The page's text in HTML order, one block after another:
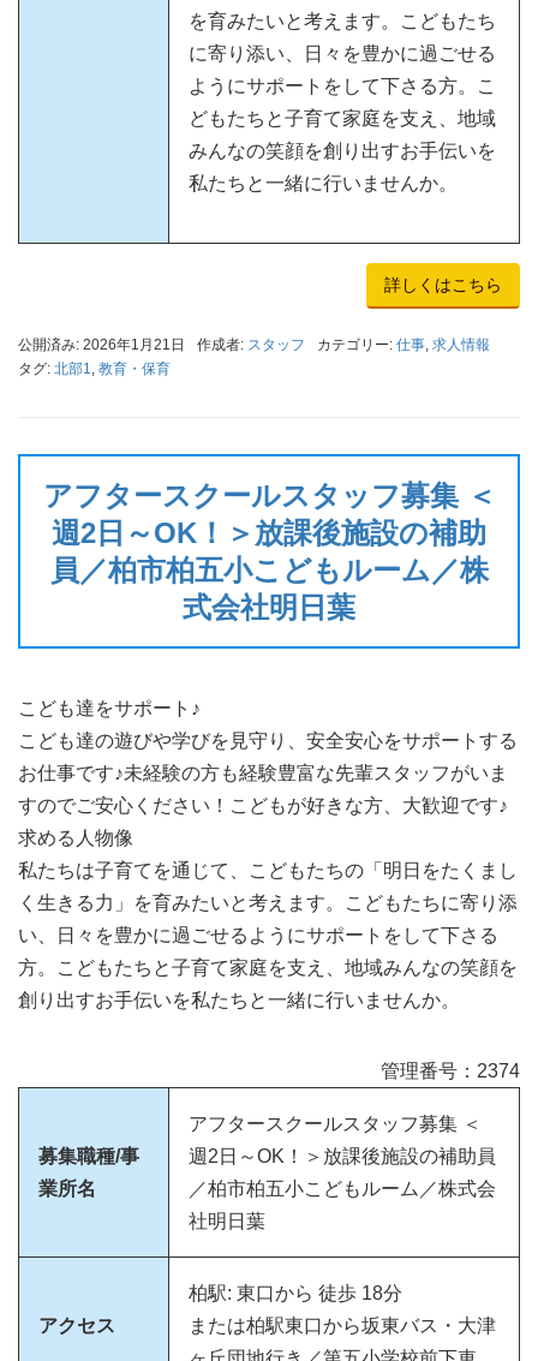
を育みたいと考えます。こどもたち
に寄り添い、日々を豊かに過ごせる
ようにサポートをして下さる方。こ
どもたちと子育て家庭を支え、地域
みんなの笑顔を創り出すお手伝いを
私たちと一緒に行いませんか。
詳しくはこちら
公開済み: 2026年1月21日 作成者: スタッフ カテゴリー: 仕事, 求人情報
タグ: 北部1, 教育・保育
アフタースクールスタッフ募集 ＜
週2日～OK！＞放課後施設の補助
員／柏市柏五小こどもルーム／株
式会社明日葉
こども達をサポート♪
こども達の遊びや学びを見守り、安全安心をサポートする
お仕事です♪未経験の方も経験豊富な先輩スタッフがいま
すのでご安心ください！こどもが好きな方、大歓迎です♪
求める人物像
私たちは子育てを通じて、こどもたちの「明日をたくまし
く生きる力」を育みたいと考えます。こどもたちに寄り添
い、日々を豊かに過ごせるようにサポートをして下さる
方。こどもたちと子育て家庭を支え、地域みんなの笑顔を
創り出すお手伝いを私たちと一緒に行いませんか。
管理番号：2374
募集職種/事
業所名
アフタースクールスタッフ募集 ＜
週2日～OK！＞放課後施設の補助員
／柏市柏五小こどもルーム／株式会
社明日葉
アクセス
柏駅: 東口から 徒歩 18分
または柏駅東口から坂東バス・大津